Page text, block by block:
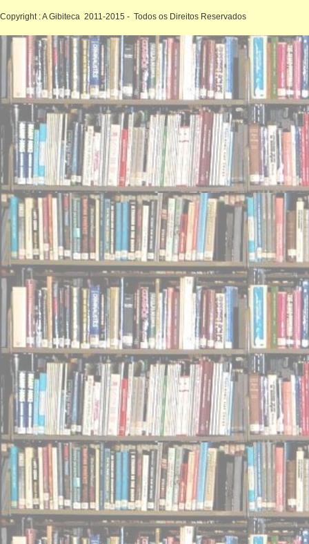
Copyright : A Gibiteca 2011-2015 - Todos os Direitos Reservados